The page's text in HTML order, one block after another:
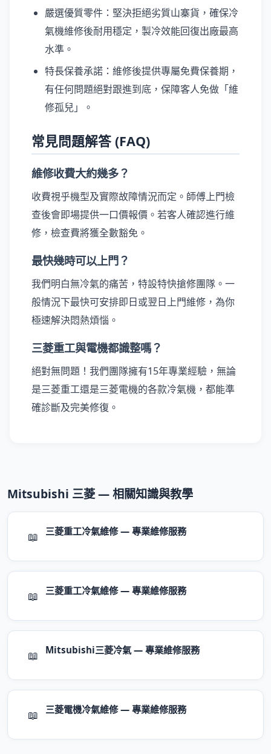
嚴選優質零件：堅決拒絕劣質山寨貨，確保冷
氣機維修後耐用穩定，製冷效能回復出廠最高
水準。
特長保養承諾：維修後提供專屬免費保養期，
有任何問題絕對跟進到底，保障客人免做「維
修孤兒」。
常見問題解答 (FAQ)
維修收費大約幾多？
收費視乎機型及實際故障情況而定。師傅上門檢
查後會即場提供一口價報價。若客人確認進行維
修，檢查費將獲全數豁免。
最快幾時可以上門？
我們明白無冷氣的痛苦，特設特快搶修團隊。一
般情況下最快可安排即日或翌日上門維修，為你
極速解決悶熱煩惱。
三菱重工與電機都識整嗎？
絕對無問題！我們團隊擁有15年專業經驗，無論
是三菱重工還是三菱電機的各款冷氣機，都能準
確診斷及完美修復。
Mitsubishi 三菱 — 相關知識與教學
📖 三菱重工冷氣維修 — 專業維修服務
📖 三菱重工冷氣維修 — 專業維修服務
📖 Mitsubishi三菱冷氣 — 專業維修服務
📖 三菱電機冷氣維修 — 專業維修服務